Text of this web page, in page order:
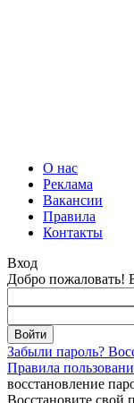
О нас
Реклама
Вакансии
Правила
Контакты
Вход
Добро пожаловать!
Забыли пароль?
Правила
восстановление
Восстановите свой